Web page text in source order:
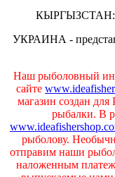
КЫРГЫЗСТАН:
УКРАИНА -
Наш рыболовный
сайте
магазин создан
рыбалки. В
рыболову.
отправим наши
наложенным